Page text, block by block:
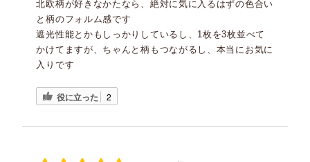
北欧柄が好きなかたなら、絶対に気に入るはずの色合い
と柄のフォルム感です
遮光性能とかもしっかりしているし、1枚を3枚並べて
かけてますが、ちゃんと柄もつながるし、本当にお気に
入りです
役に立った 2